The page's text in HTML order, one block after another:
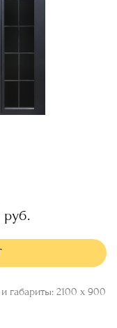
руб.
габариты: 2100 х 900